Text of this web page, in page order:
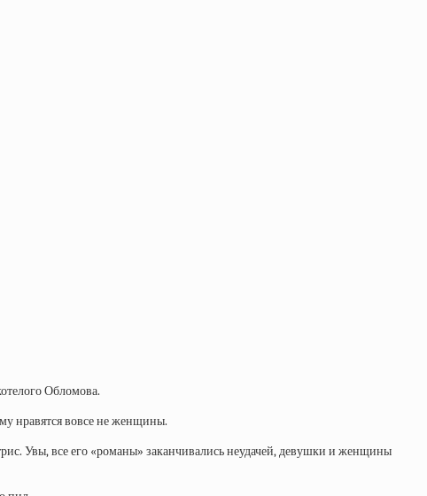
Обломова.
нравятся вовсе не женщины.
Увы, все его «романы» заканчивались неудачей, девушки и женщины